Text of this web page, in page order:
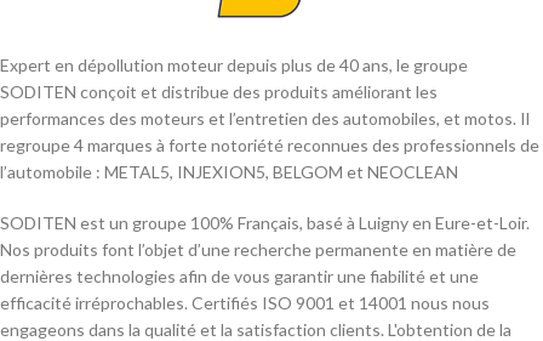
Expert en dépollution moteur depuis plus de 40 ans, le groupe
SODITEN conçoit et distribue des produits améliorant les
performances des moteurs et l’entretien des automobiles, et motos. Il
regroupe 4 marques à forte notoriété reconnues des professionnels de
l’automobile : METAL5, INJEXION5, BELGOM et NEOCLEAN
SODITEN est un groupe 100% Français, basé à Luigny en Eure-et-Loir.
Nos produits font l’objet d’une recherche permanente en matière de
dernières technologies afin de vous garantir une fiabilité et une
efficacité irréprochables. Certifiés ISO 9001 et 14001 nous nous
engageons dans la qualité et la satisfaction clients. L'obtention de la